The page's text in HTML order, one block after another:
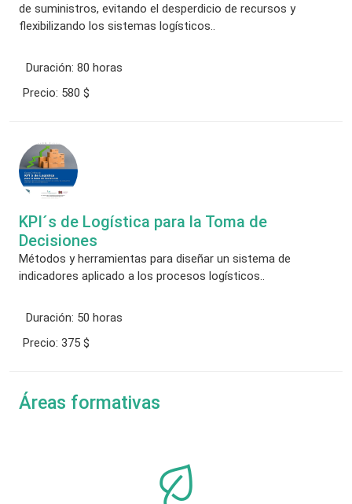
de suministros, evitando el desperdicio de recursos y
flexibilizando los sistemas logísticos..
Duración: 80 horas
Precio: 580 $
KPI´s de Logística para la Toma de
Decisiones
Métodos y herramientas para diseñar un sistema de
indicadores aplicado a los procesos logísticos..
Duración: 50 horas
Precio: 375 $
Áreas formativas